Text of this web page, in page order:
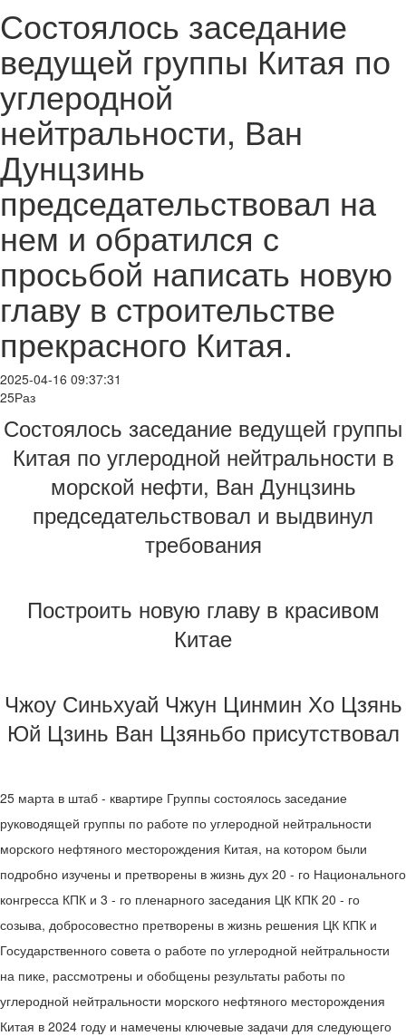
Состоялось заседание
ведущей группы Китая по
углеродной
нейтральности, Ван
Дунцзинь
председательствовал на
нем и обратился с
просьбой написать новую
главу в строительстве
прекрасного Китая.
2025-04-16 09:37:31
25Раз
Состоялось заседание ведущей группы
Китая по углеродной нейтральности в
морской нефти, Ван Дунцзинь
председательствовал и выдвинул
требования
Построить новую главу в красивом
Китае
Чжоу Синьхуай Чжун Цинмин Хо Цзянь
Юй Цзинь Ван Цзяньбо присутствовал
25 марта в штаб - квартире Группы состоялось заседание
руководящей группы по работе по углеродной нейтральности
морского нефтяного месторождения Китая, на котором были
подробно изучены и претворены в жизнь дух 20 - го Национального
конгресса КПК и 3 - го пленарного заседания ЦК КПК 20 - го
созыва, добросовестно претворены в жизнь решения ЦК КПК и
Государственного совета о работе по углеродной нейтральности
на пике, рассмотрены и обобщены результаты работы по
углеродной нейтральности морского нефтяного месторождения
Китая в 2024 году и намечены ключевые задачи для следующего